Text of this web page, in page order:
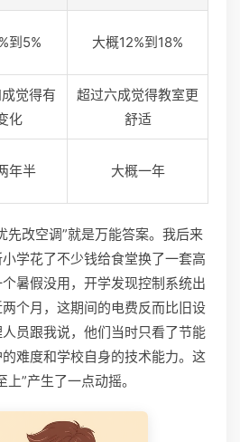
到5% 大概12%到18%
觉得有
化
超过六成觉得教室更
舒适
年半 大概一年
先改空调”就是万能答案。我后来
学花了不少钱给食堂换了一套高
暑假没用，开学发现控制系统出
个月，这期间的电费反而比旧设
员跟我说，他们当时只看了节能
难度和学校自身的技术能力。这
”产生了一点动摇。